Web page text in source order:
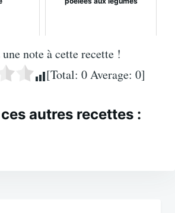
note à cette recette !
[Total: 0Average: 0]
autres recettes :